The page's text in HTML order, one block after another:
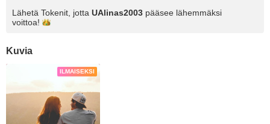
Lähetä Tokenit, jotta UAlinas2003 pääsee lähemmäksi
voittoa!
Kuvia
ILMAISEKSI